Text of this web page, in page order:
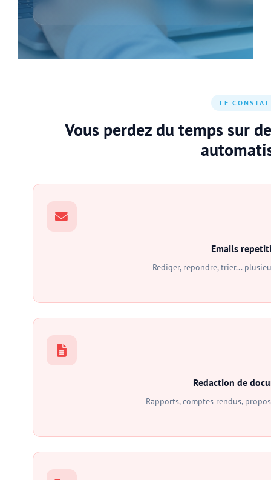
LE CONSTAT
Vous perdez du temps sur
Emails
Rediger, repondre, trier...
Redaction de
Rapports, comptes rendus,